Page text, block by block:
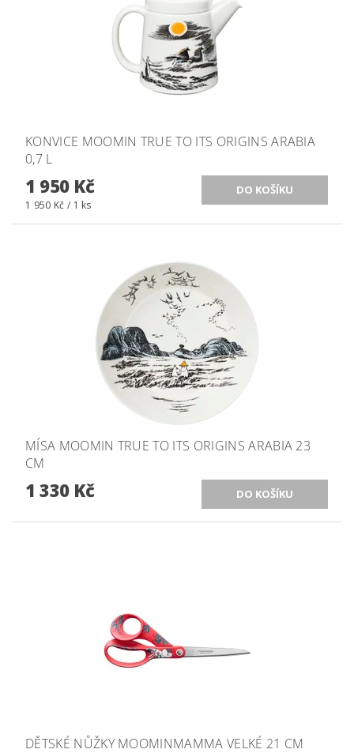
KONVICE MOOMIN TRUE TO ITS ORIGINS ARABIA
0,7 L
1 950 Kč
1 950 Kč / 1 ks
MÍSA MOOMIN TRUE TO ITS ORIGINS ARABIA 23
CM
1 330 Kč
DĚTSKÉ NŮŽKY MOOMINMAMMA VELKÉ 21 CM